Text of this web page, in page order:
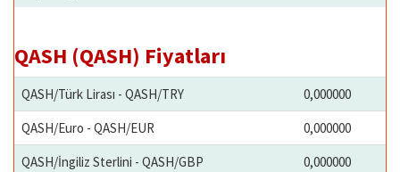
QASH (QASH) Fiyatları
QASH/Türk Lirası - QASH/TRY
0,000000
QASH/Euro - QASH/EUR
0,000000
QASH/İngiliz Sterlini - QASH/GBP
0,000000